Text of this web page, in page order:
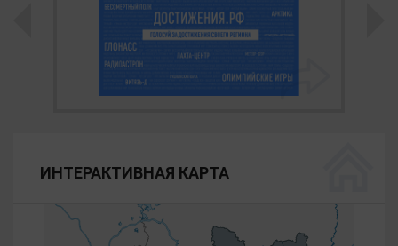
ИНТЕРАКТИВНАЯ КАРТА